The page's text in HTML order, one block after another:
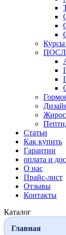
Курсы
Статьи
Как купить
Гарантии
оплата и
О нас
Прайс-лист
Отзывы
Контакты
Каталог
Главная